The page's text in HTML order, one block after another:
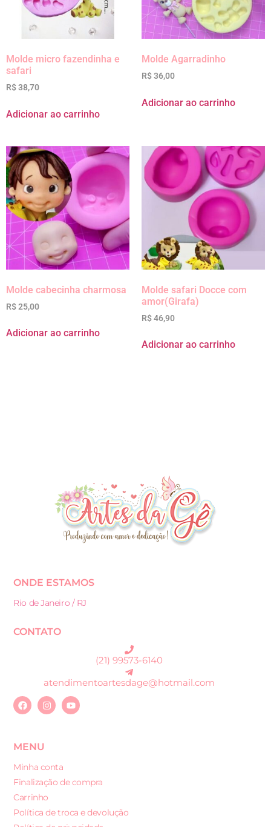
Molde micro fazendinha e
safari
R$38,70
Adicionar ao carrinho
Molde Agarradinho
R$36,00
Adicionar ao carrinho
Molde cabecinha charmosa
R$25,00
Adicionar ao carrinho
Molde safari Docce com
amor(Girafa)
R$46,90
Adicionar ao carrinho
ONDE ESTAMOS
Rio de Janeiro / RJ
CONTATO
(21) 99573-6140
atendimentoartesdage@hotmail.com
MENU
Minha conta
Finalização de compra
Carrinho
Política de troca e devolução